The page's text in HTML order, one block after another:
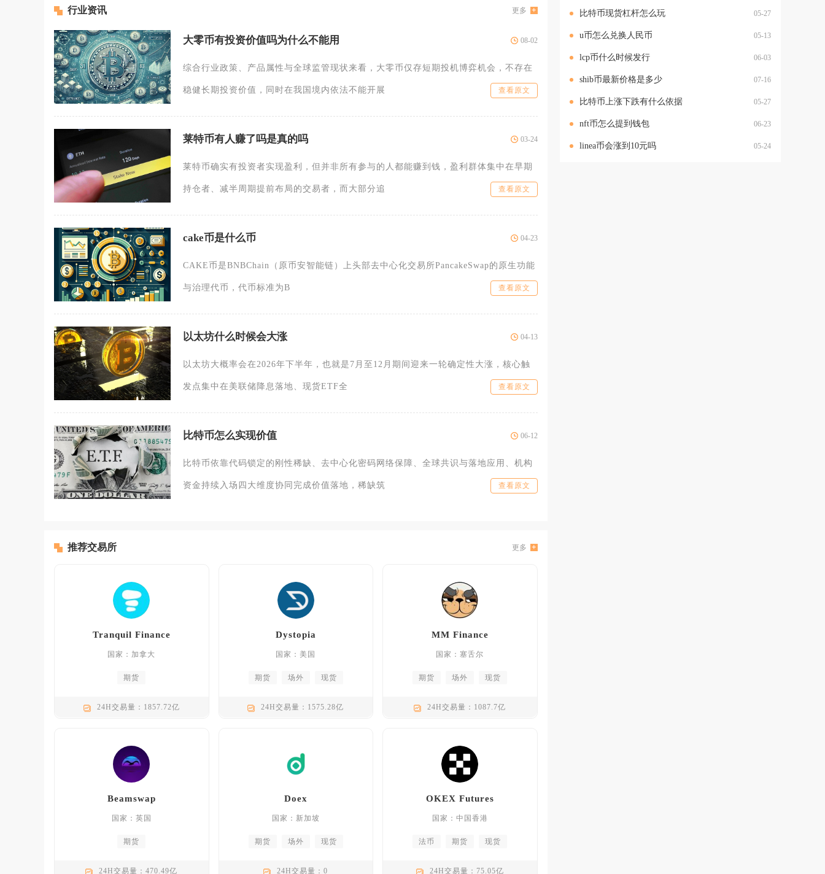
行业资讯 更多
大零币有投资价值吗为什么不能用 08-02
综合行业政策、产品属性与全球监管现状来看，大零币仅存短期投机博弈机会，不存在
稳健长期投资价值，同时在我国境内依法不能开展 查看原文
莱特币有人赚了吗是真的吗 03-24
莱特币确实有投资者实现盈利，但并非所有参与的人都能赚到钱，盈利群体集中在早期
持仓者、减半周期提前布局的交易者，而大部分追 查看原文
cake币是什么币 04-23
CAKE币是BNBChain（原币安智能链）上头部去中心化交易所PancakeSwap的原生功能
与治理代币，代币标准为B 查看原文
以太坊什么时候会大涨 04-13
以太坊大概率会在2026年下半年，也就是7月至12月期间迎来一轮确定性大涨，核心触
发点集中在美联储降息落地、现货ETF全 查看原文
比特币怎么实现价值 06-12
比特币依靠代码锁定的刚性稀缺、去中心化密码网络保障、全球共识与落地应用、机构
资金持续入场四大维度协同完成价值落地，稀缺筑 查看原文
推荐交易所 更多
Tranquil Finance
国家：加拿大
期货
24H交易量：1857.72亿
Dystopia
国家：美国
期货 场外 现货
24H交易量：1575.28亿
MM Finance
国家：塞舌尔
期货 场外 现货
24H交易量：1087.7亿
Beamswap
国家：英国
期货
24H交易量：470.49亿
Doex
国家：新加坡
期货 场外 现货
24H交易量：0
OKEX Futures
国家：中国香港
法币 期货 现货
24H交易量：75.05亿
比特币现货杠杆怎么玩 05-27
u币怎么兑换人民币 05-13
lcp币什么时候发行 06-03
shib币最新价格是多少 07-16
比特币上涨下跌有什么依据 05-27
nft币怎么提到钱包 06-23
linea币会涨到10元吗 05-24